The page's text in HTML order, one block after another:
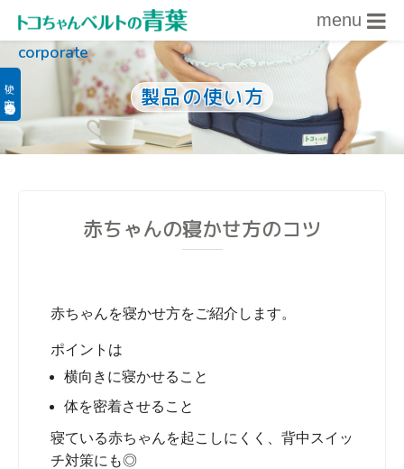
内容をスキップ
menu
corporate
製品の使い方
使い方関連情報
赤ちゃんの寝かせ方のコツ
赤ちゃんを寝かせ方をご紹介します。
ポイントは
横向きに寝かせること
体を密着させること
寝ている赤ちゃんを起こしにくく、背中スイッ
チ対策にも◎